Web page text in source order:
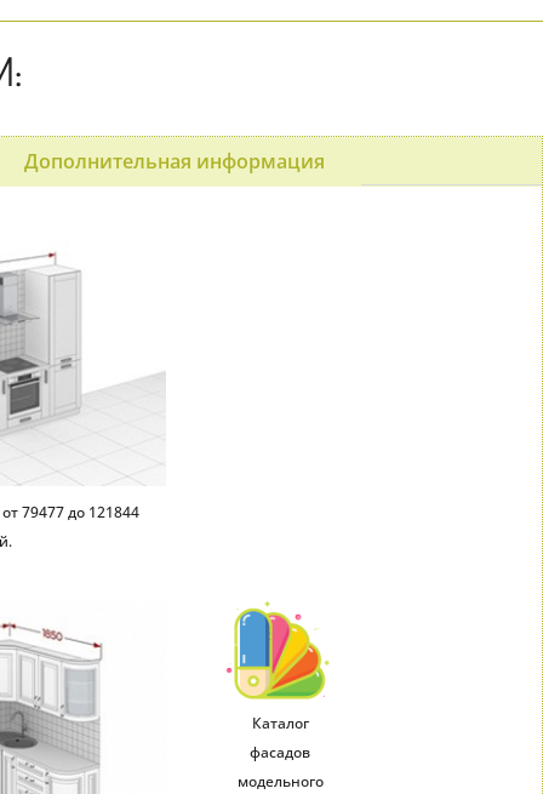
Дополнительная информация
79477 до 121844
Каталог
фасадов
модельного